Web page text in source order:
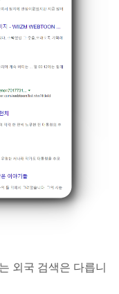
외국 검색은 다릅니